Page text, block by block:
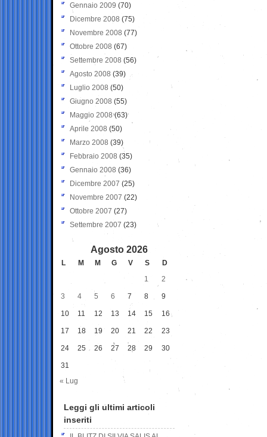
Gennaio 2009 (70)
Dicembre 2008 (75)
Novembre 2008 (77)
Ottobre 2008 (67)
Settembre 2008 (56)
Agosto 2008 (39)
Luglio 2008 (50)
Giugno 2008 (55)
Maggio 2008(63)
Aprile 2008 (50)
Marzo 2008 (39)
Febbraio 2008 (35)
Gennaio 2008 (36)
Dicembre 2007 (25)
Novembre 2007 (22)
Ottobre 2007 (27)
Settembre 2007 (23)
Agosto 2026
L M M G V S
D
1
2
3 4 5 6 7 8 9
10 11 12 13 14 15 16
17 18 19 20 21 22 23
24 25 26 27 28 29 30
31
« Lug
Leggi gli ultimi articoli
inseriti